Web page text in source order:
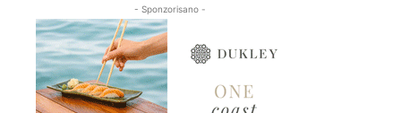
- Sponzorisano -